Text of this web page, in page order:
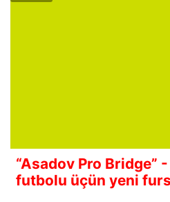
“Asadov Pro Bridge”
futbolu üçün yeni